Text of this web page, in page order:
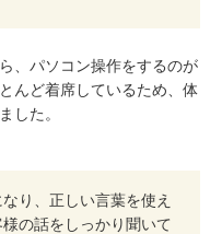
、パソコン操作をするのが
んど着席しているため、体
した。
り、正しい言葉を使え
の話をしっかり聞いて